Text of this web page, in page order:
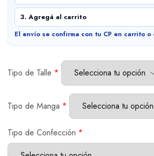
3. Agregá al carrito
El envío se confirma con tu CP en carrito o
Tipo de Talle *
Tipo de Manga *
Tipo de Confección *